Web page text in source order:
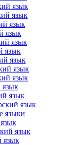
язык
язык
язык
язык
язык
язык
язык
язык
язык
язык
язык
языки
язык
язык